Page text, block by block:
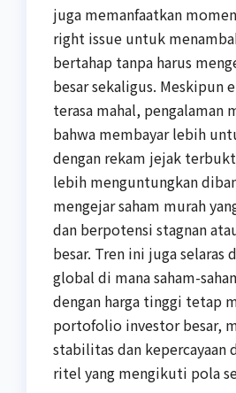
juga memanfaatkan
right issue untuk
bertahap tanpa harus
besar sekaligus. Meskipun
terasa mahal, pengalaman
bahwa membayar lebih
dengan rekam jejak
lebih menguntungkan
mengejar saham murah
dan berpotensi stagnan
besar. Tren ini juga selaras
global di mana saham-
dengan harga tinggi tetap
portofolio investor besar,
stabilitas dan kepercayaan
ritel yang mengikuti pola